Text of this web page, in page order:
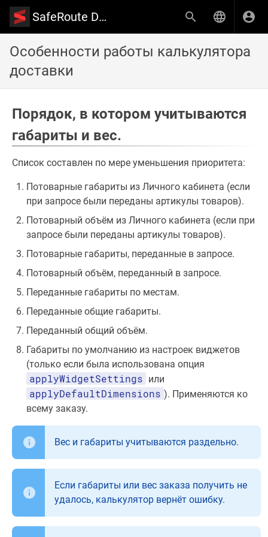
SafeRoute Documentation
Особенности работы калькулятора
доставки
Порядок, в котором учитываются
габариты и вес.
Список составлен по мере уменьшения приоритета:
Потоварные габариты из Личного кабинета (если
при запросе были переданы артикулы товаров).
Потоварный объём из Личного кабинета (если при
запросе были переданы артикулы товаров).
Потоварные габариты, переданные в запросе.
Потоварный объём, переданный в запросе.
Переданные габариты по местам.
Переданные общие габариты.
Переданный общий объём.
Габариты по умолчанию из настроек виджетов
(только если была использована опция
applyWidgetSettings или
applyDefaultDimensions ). Применяются ко
всему заказу.
Вес и габариты учитываются раздельно.
Если габариты или вес заказа получить не
удалось, калькулятор вернёт ошибку.